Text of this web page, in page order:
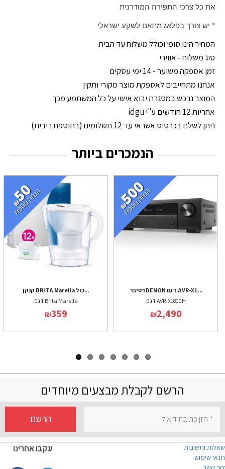
את כל צרכי התפירה המודרנית
* יש צורך בפלאג מתאם לשקע ישראלי
המחיר הינו סופי וכולל משלוח עד הבית
סוג משלוח - אווירי
זמן אספקה משוער - 14 ימי עסקים
אנחנו מתחייבים לאספקת מוצר מקורי ותקין
המוצר נרכש במסגרת יבוא אישי על כל המשתמע מכך
אחריות 12 חודשים ע"י idgu
ניתן לשלם בכרטיס אשראי עד 12 תשלומים (בתוספת ריבית)
הנמכרים ביותר
קנקן BRITA Marella כול...
דגם Brita Marella
₪359
רסיבר DENON דגם AVR-X1...
דגם AVR-X1800H
₪2,490
הרשם לקבלת מבצעים מיוחדים
הרשם
עקבו אחרינו
שאלות ותשובות
תנאי שימוש